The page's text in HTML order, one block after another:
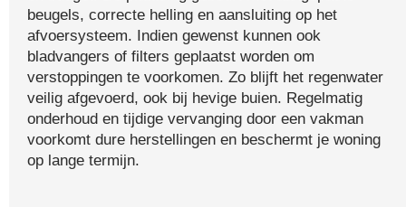
beugels, correcte helling en aansluiting op het
afvoersysteem. Indien gewenst kunnen ook
bladvangers of filters geplaatst worden om
verstoppingen te voorkomen. Zo blijft het regenwater
veilig afgevoerd, ook bij hevige buien. Regelmatig
onderhoud en tijdige vervanging door een vakman
voorkomt dure herstellingen en beschermt je woning
op lange termijn.